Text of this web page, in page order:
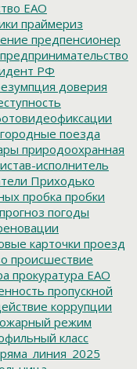
ЕАО
праймериз
предпенсионер
предпринимательство
РФ
доверия
поезда
природоохранная
исполнитель
Приходько
пробка пробки
прогноз погоды
карточки проезд
происшествие
прокуратура ЕАО
пропускной
коррупции
режим
класс